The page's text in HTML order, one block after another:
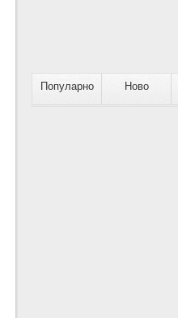
Популарно Ново